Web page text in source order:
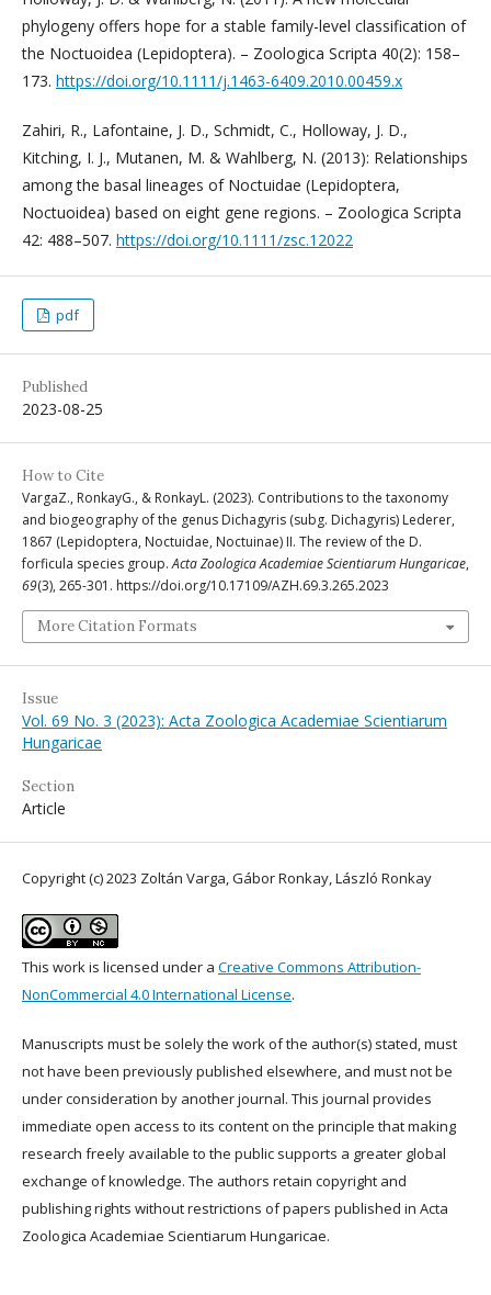
phylogeny offers hope for a stable family-level classification of
the Noctuoidea (Lepidoptera). – Zoologica Scripta 40(2): 158–
173. https://doi.org/10.1111/j.1463-6409.2010.00459.x
Zahiri, R., Lafontaine, J. D., Schmidt, C., Holloway, J. D.,
Kitching, I. J., Mutanen, M. & Wahlberg, N. (2013): Relationships
among the basal lineages of Noctuidae (Lepido­ptera,
Noctuoidea) based on eight gene regions. – Zoologica Scripta
42: 488–507. https://doi.org/10.1111/zsc.12022
pdf
Published
2023-08-25
How to Cite
VargaZ., RonkayG., & RonkayL. (2023). Contributions to the taxonomy
and biogeography of the genus Dichagyris (subg. Dichagyris) Lederer,
1867 (Lepidoptera, Noctuidae, Noctuinae) II. The review of the D.
forficula species group.Acta Zoologica Academiae Scientiarum Hungaricae,
69(3), 265-301. https://doi.org/10.17109/AZH.69.3.265.2023
More Citation Formats
Issue
Vol. 69 No. 3 (2023): Acta Zoologica Academiae Scientiarum
Hungaricae
Section
Article
Copyright (c) 2023 Zoltán Varga, Gábor Ronkay, László Ronkay
This work is licensed under a Creative Commons Attribution-
NonCommercial 4.0 International License.
Manuscripts must be solely the work of the author(s) stated, must
not have been previously published elsewhere, and must not be
under consideration by another journal. This journal provides
immediate open access to its content on the principle that making
research freely available to the public supports a greater global
exchange of knowledge. The authors retain copyright and
publishing rights without restrictions of papers published in Acta
Zoologica Academiae Scientiarum Hungaricae.